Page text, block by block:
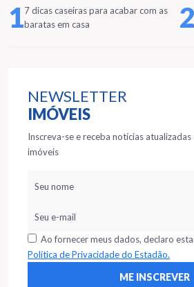
17 dicas caseiras para acabar com as
baratas em casa
2
NEWSLETTER
IMÓVEIS
Inscreva-se e receba notícias
imóveis
Ao fornecer meus dados, declaro
Política de Privacidade do Estadão.